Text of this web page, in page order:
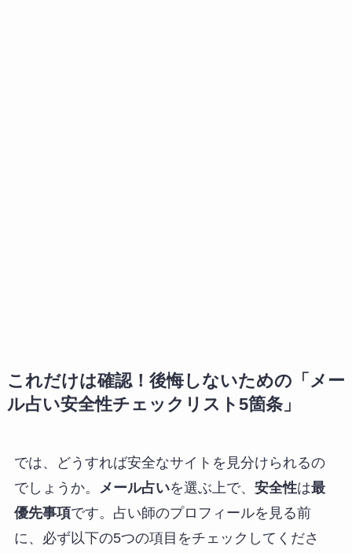
これだけは確認！後悔しないための「メー
ル占い安全性チェックリスト5箇条」
では、どうすれば安全なサイトを見分けられるの
でしょうか。 メール占いを選ぶ上で、 安全性は最
優先事項です。占い師のプロフィールを見る前
に、必ず以下の5つの項目をチェックしてくださ